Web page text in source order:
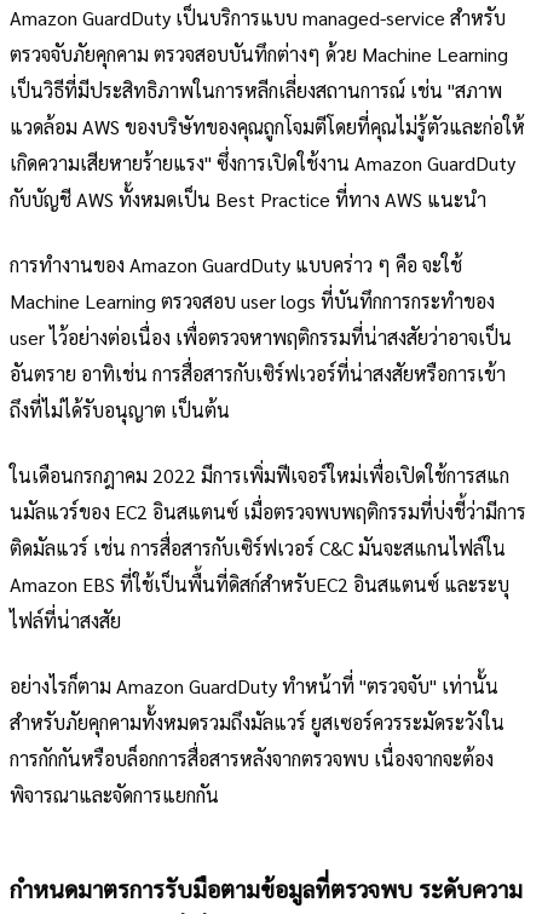
Amazon GuardDuty เป็นบริการแบบ managed-service สำหรับ
ตรวจจับภัยคุกคาม ตรวจสอบบันทึกต่างๆ ด้วย Machine Learning
เป็นวิธีที่มีประสิทธิภาพในการหลีกเลี่ยงสถานการณ์ เช่น "สภาพ
แวดล้อม AWS ของบริษัทของคุณถูกโจมตีโดยที่คุณไม่รู้ตัวและก่อให้
เกิดความเสียหายร้ายแรง" ซึ่งการเปิดใช้งาน Amazon GuardDuty
กับบัญชี AWS ทั้งหมดเป็น Best Practice ที่ทาง AWS แนะนำ
การทำงานของ Amazon GuardDuty แบบคร่าว ๆ คือ จะใช้
Machine Learning ตรวจสอบ user logs ที่บันทึกการกระทำของ
user ไว้อย่างต่อเนื่อง เพื่อตรวจหาพฤติกรรมที่น่าสงสัยว่าอาจเป็น
อันตราย อาทิเช่น การสื่อสารกับเซิร์ฟเวอร์ที่น่าสงสัยหรือการเข้า
ถึงที่ไม่ได้รับอนุญาต เป็นต้น
ในเดือนกรกฎาคม 2022 มีการเพิ่มฟีเจอร์ใหม่เพื่อเปิดใช้การสแก
นมัลแวร์ของ EC2 อินสแตนซ์ เมื่อตรวจพบพฤติกรรมที่บ่งชี้ว่ามีการ
ติดมัลแวร์ เช่น การสื่อสารกับเซิร์ฟเวอร์ C&C มันจะสแกนไฟล์ใน
Amazon EBS ที่ใช้เป็นพื้นที่ดิสก์สำหรับEC2 อินสแตนซ์ และระบุ
ไฟล์ที่น่าสงสัย
อย่างไรก็ตาม Amazon GuardDuty ทำหน้าที่ "ตรวจจับ" เท่านั้น
สำหรับภัยคุกคามทั้งหมดรวมถึงมัลแวร์ ยูสเซอร์ควรระมัดระวังใน
การกักกันหรือบล็อกการสื่อสารหลังจากตรวจพบ เนื่องจากจะต้อง
พิจารณาและจัดการแยกกัน
กำหนดมาตรการรับมือตามข้อมูลที่ตรวจพบ ระดับความ